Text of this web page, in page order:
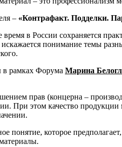
– «Контрафакт. Подделки.
в России сохраняется
понимание темы
рамках Форума Марина
прав (концерна –
При этом качество
понятие, которое